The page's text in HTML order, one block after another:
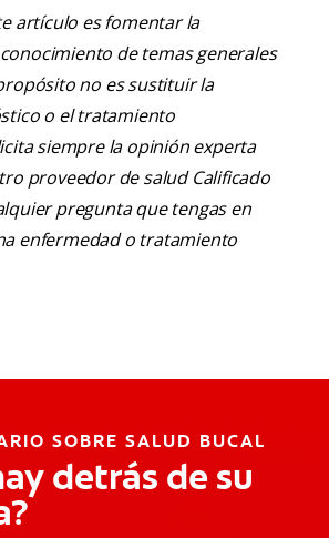
artículo es fomentar la
de temas generales
no es sustituir la
o el tratamiento
siempre la opinión experta
proveedor de salud Calificado
pregunta que tengas en
enfermedad o tratamiento
SOBRE SALUD BUCAL
detrás de su